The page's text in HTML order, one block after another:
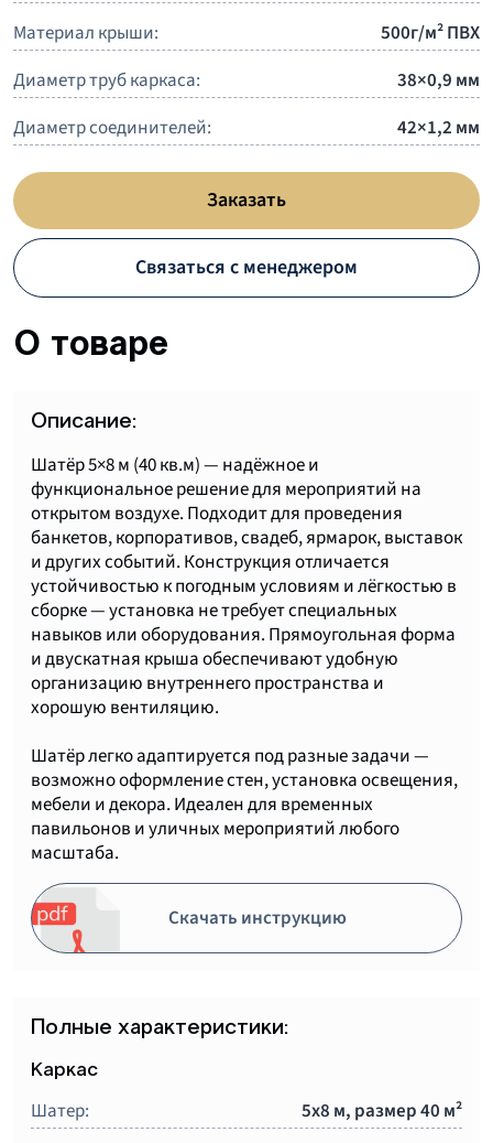
Материал крыши:
500г/м² ПВХ
Диаметр труб каркаса:
38×0,9 мм
Диаметр соединителей:
42×1,2 мм
Заказать
Связаться с менеджером
О товаре
Описание:
Шатёр 5×8 м (40 кв.м) — надёжное и
функциональное решение для мероприятий на
открытом воздухе. Подходит для проведения
банкетов, корпоративов, свадеб, ярмарок, выставок
и других событий. Конструкция отличается
устойчивостью к погодным условиям и лёгкостью в
сборке — установка не требует специальных
навыков или оборудования. Прямоугольная форма
и двускатная крыша обеспечивают удобную
организацию внутреннего пространства и
хорошую вентиляцию.
Шатёр легко адаптируется под разные задачи —
возможно оформление стен, установка освещения,
мебели и декора. Идеален для временных
павильонов и уличных мероприятий любого
масштаба.
Скачать инструкцию
Полные характеристики:
Каркас
Шатер: 5x8 м, размер 40 м²